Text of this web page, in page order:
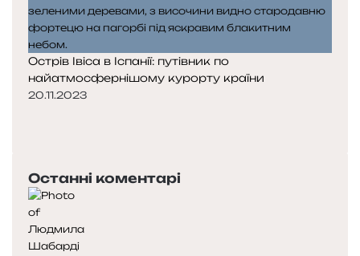
Острів Івіса в Іспанії: путівник по
найатмосфернішому курорту країни
20.11.2023
Останні коментарі